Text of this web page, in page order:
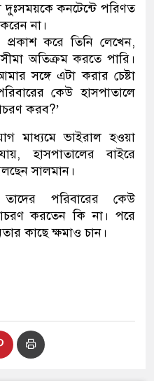
কনটেন্টে পরিণত
না।
প্রকাশ করে তিনি লেখেন,
অতিক্রম করতে পারি।
সঙ্গে এটা করার চেষ্টা
কেউ হাসপাতালে
করব?’
মাধ্যমে ভাইরাল হওয়া
হাসপাতালের বাইরে
সালমান।
পরিবারের কেউ
করতেন কি না। পরে
কাছে ক্ষমাও চান।